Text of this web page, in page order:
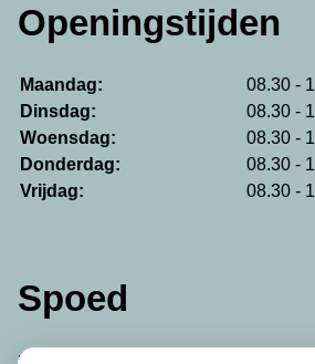
Openingstijden
Maandag:
08.30 -
Dinsdag:
08.30 -
Woensdag:
08.30 -
Donderdag:
08.30 -
Vrijdag:
08.30 -
Spoed